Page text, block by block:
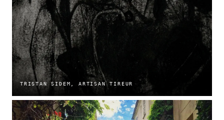
TRISTAN SIDEM, ARTISAN TIREUR